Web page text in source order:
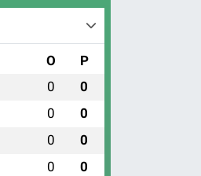
O P
0 0
0 0
0 0
0 0